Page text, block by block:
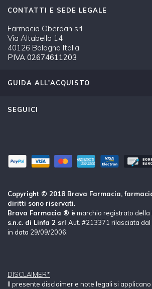
CONTATTI E SEDE LEGALE
Farmacia Oberdan srl
Via Altabella 14
40126 Bologna Italia
PIVA 02674611203
GUIDA ALL'ACQUISTO
SEGUICI
Copyright © 2018 Brava Farmacia,
diritti sono riservati.
Brava Farmacia ® è marchio registrato della
s.n.c. di Linfa 2 srl Aut. #213371 rilasciata dal
in data 29/09/2006.
DISCLAIMER*
Il presente disclaimer e note legali si